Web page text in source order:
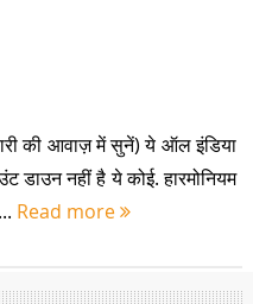
की आवाज़ में सुनें) ये ऑल इंडिया
डाउन नहीं है ये कोई. हारमोनियम
Read more